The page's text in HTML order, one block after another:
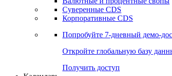
Получить доступ
Деривативы
Поиск деривативов
Валютные и процентные свопы
Суверенные CDS
Корпоративные CDS
Попробуйте7-дневный